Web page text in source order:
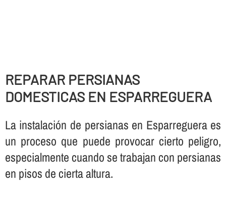
REPARAR PERSIANAS
DOMESTICAS EN ESPARREGUERA
La instalación de persianas en Esparreguera es
un proceso que puede provocar cierto peligro,
especialmente cuando se trabajan con persianas
en pisos de cierta altura.